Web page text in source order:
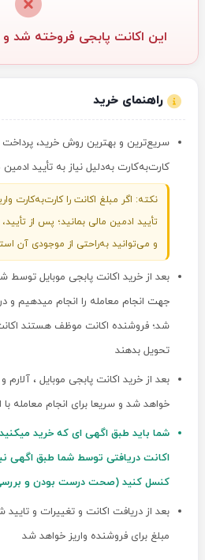
این اکانت پابجی فروخته شد و
راهنمای خرید
سریع‌ترین و بهترین روش خرید، پرداخت
کارت‌به‌کارت به‌دلیل نیاز به تأیید
نکته: اگر مبلغ اکانت را کارت‌به‌کارت
تأیید ادمین مالی بمانید؛ پس از
و می‌توانید به‌راحتی از موجودی آن
بعد از خرید اکانت پابجی موبایل توسط
جهت انجام معامله را انجام میدهیم و
شد؛ فروشنده اکانت موظف هستند
تحویل بدهند
بعد از خرید اکانت پابجی موبایل ، آلارم
خواهد شد و سریعا برای انجام معامله با
شما باید طبق اگهی ای که خرید میکنید
اکانت دریافتی توسط شما طبق اگهی
کنسل کنید (صحت درست بودن و
بعد از دریافت اکانت و تغییرات و
مبلغ برای فروشنده واریز خواهد شد